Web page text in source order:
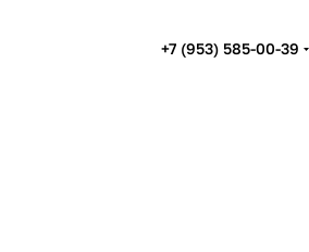
+7 (953) 585-00-39